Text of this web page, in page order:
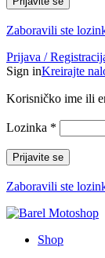
Zaboravili ste
Prijava /
Sign inKreirajte
Korisničko ime ili
Lozinka *
Prijavite se
Zaboravili ste
Shop